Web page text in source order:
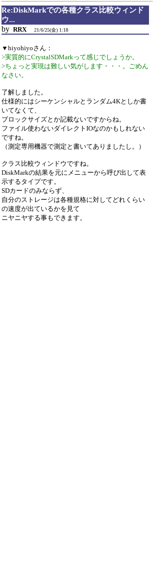
Re:DiskMarkでの各種クラス比較ウィンド
ウ...
by RRX 21/6/25(金) 1:18
▼hiyohiyoさん：
>実質的にCrystalSDMarkって感じでしょうか。
>ちょっと実現は難しい気がします・・・。ごめん
なさい。
了解しました。
仕様的にはシーケンシャルとランダム4Kとしか書
いてなくて、
ブロックサイズとか記載ないですからね。
ファイル使わないダイレクトIOなのかもしれない
ですね。
（測定専用機器で測定と書いてありましたし。）
クラス比較ウィンドウですね。
DiskMarkの結果を元にメニューから呼び出して表
示するタイプです。
SDカードのみならず、
自分のストレージは各種規格に対してどれくらい
の速度が出ているかを見て
ニヤニヤする事もできます。